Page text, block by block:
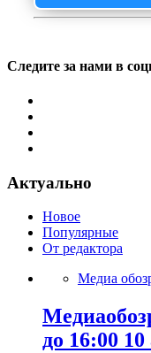
Следите за нами в
Актуально
Новое
Популярные
От редактора
Медиа
до 16:00 10